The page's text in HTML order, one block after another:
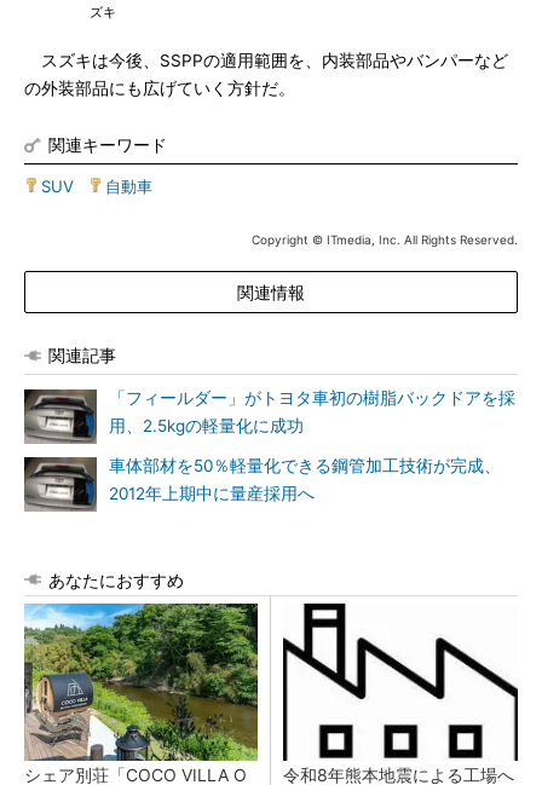
ズキ
スズキは今後、SSPPの適用範囲を、内装部品やバンパーなど
の外装部品にも広げていく方針だ。
関連キーワード
SUV 自動車
Copyright © ITmedia, Inc. All Rights Reserved.
関連情報
関連記事
「フィールダー」がトヨタ車初の樹脂バックドアを採
用、2.5kgの軽量化に成功
車体部材を50％軽量化できる鋼管加工技術が完成、
2012年上期中に量産採用へ
あなたにおすすめ
シェア別荘「COCO VILLA O
令和8年熊本地震による工場へ